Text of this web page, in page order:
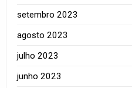
setembro 2023
agosto 2023
julho 2023
junho 2023